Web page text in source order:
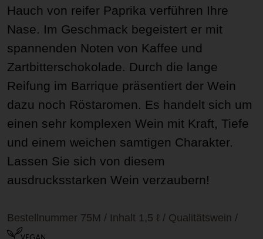
Hauch von reifer Paprika verführen Ihre
Nase. Im Geschmack begeistert er mit
spannenden Noten von Kaffee und
Zartbitterschokolade. Durch die lange
Reifung im Barrique präsentiert der Wein
dazu noch Röstaromen. Es handelt sich um
einen sehr komplexen Wein mit Kraft, Tiefe
und einem weichen samtigen Charakter.
Lassen Sie sich von diesem
ausdrucksstarken Wein verzaubern!
Bestellnummer 75M / Inhalt 1,5 ℓ / Qualitätswein /